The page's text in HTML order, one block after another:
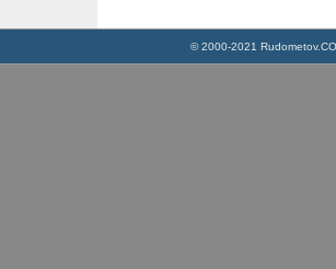
© 2000-2021